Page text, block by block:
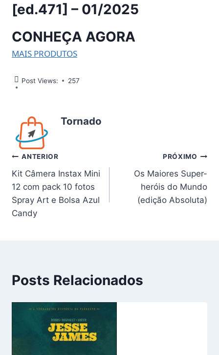
[ed.471] – 01/2025
CONHEÇA AGORA
MAIS PRODUTOS
Post Views: 257
Tornado
Navegação
de
Post
ANTERIOR
Kit Câmera Instax Mini
12 com pack 10 fotos
Spray Art e Bolsa Azul
Candy
PRÓXIMO
Os Maiores Super-
heróis do Mundo
(edição Absoluta)
Posts Relacionados